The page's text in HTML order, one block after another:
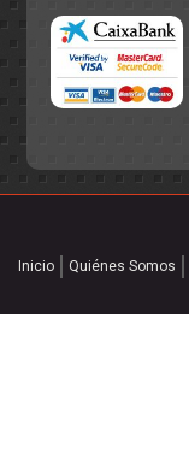
Inicio Quiénes Somos